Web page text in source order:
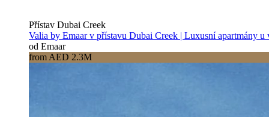
Přístav Dubai Creek
Valia by Emaar v přístavu Dubai Creek | Luxusní apartmány u
od Emaar
from AED 2.3M